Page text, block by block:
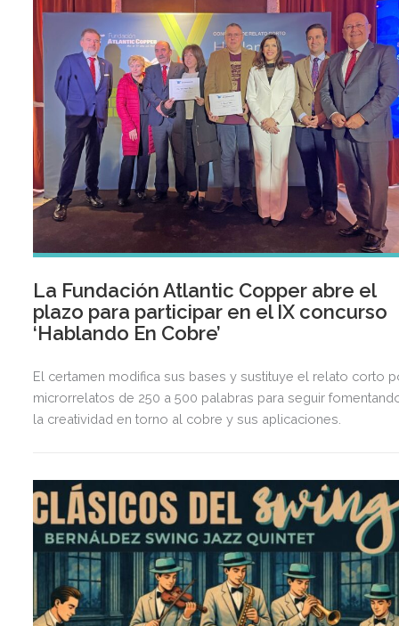
La Fundación Atlantic Copper abre el
plazo para participar en el IX concurso
‘Hablando En Cobre’
El certamen modifica sus bases y sustituye el relato corto
microrrelatos de 250 a 500 palabras para seguir
la creatividad en torno al cobre y sus aplicaciones.